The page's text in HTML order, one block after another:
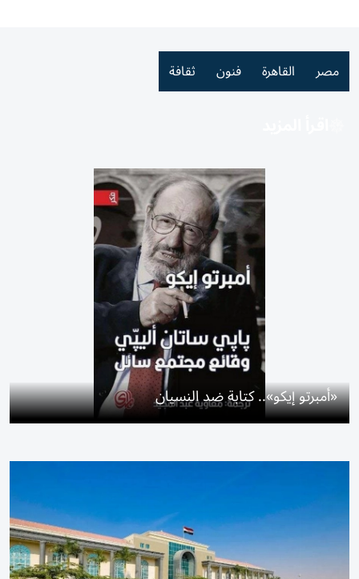
مصر القاهرة فنون ثقافة
«أمبرتو إيكو».. كتابة ضد النسيان